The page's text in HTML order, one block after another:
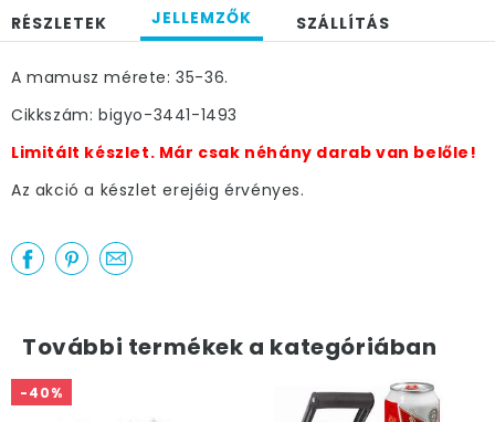
RÉSZLETEK JELLEMZŐK SZÁLLÍTÁS
A mamusz mérete: 35-36.
Cikkszám: bigyo-3441-1493
Limitált készlet. Már csak néhány darab van belőle!
Az akció a készlet erejéig érvényes.
További termékek a kategóriában
-40%